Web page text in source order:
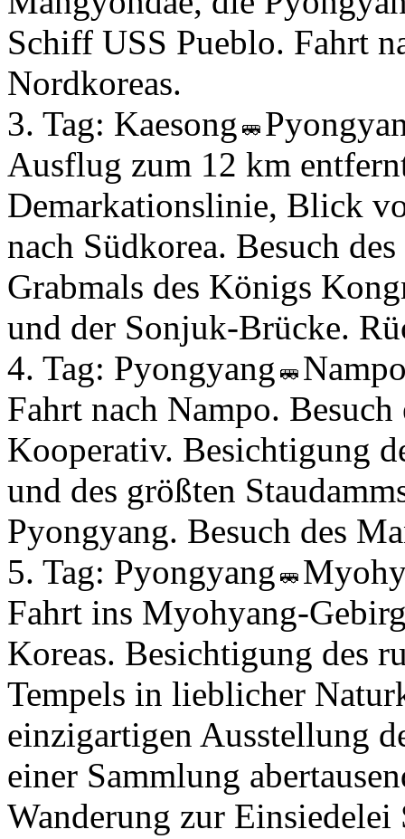
Schiff USS Pueblo. Fahrt
Nordkoreas.
3. Tag: Kaesong
Ausflug zum 12 km
Demarkationslinie, Blick
nach Südkorea. Besuch
Grabmals des Königs
und der Sonjuk-Brücke.
4. Tag: Pyongyang
Fahrt nach Nampo.
Kooperativ. Besichtigung
und des größten
Pyongyang. Besuch des
5. Tag: Pyongyang
Fahrt ins Myohyang-
Koreas. Besichtigung des
Tempels in lieblicher
einzigartigen Ausstellung
einer Sammlung
Wanderung zur